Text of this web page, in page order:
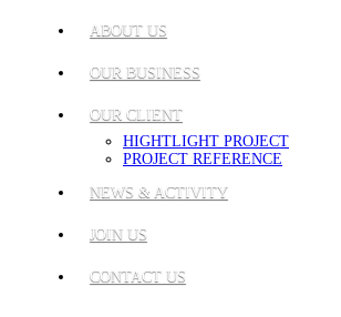
ABOUT US
OUR BUSINESS
OUR CLIENT
HIGHTLIGHT PROJECT
PROJECT REFERENCE
NEWS & ACTIVITY
JOIN US
CONTACT US